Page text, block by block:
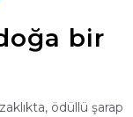
bir
ödüllü şarap